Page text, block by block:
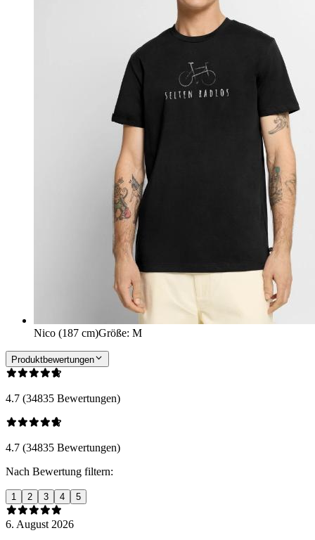
Nico (187 cm)Größe: M
Produktbewertungen
4.7 (34835 Bewertungen)
4.7 (34835 Bewertungen)
Nach Bewertung filtern:
1 2 3 4 5
6. August 2026